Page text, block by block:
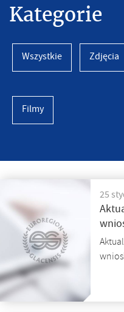
Kategorie
Wszystkie Zdjęcia
Filmy
25